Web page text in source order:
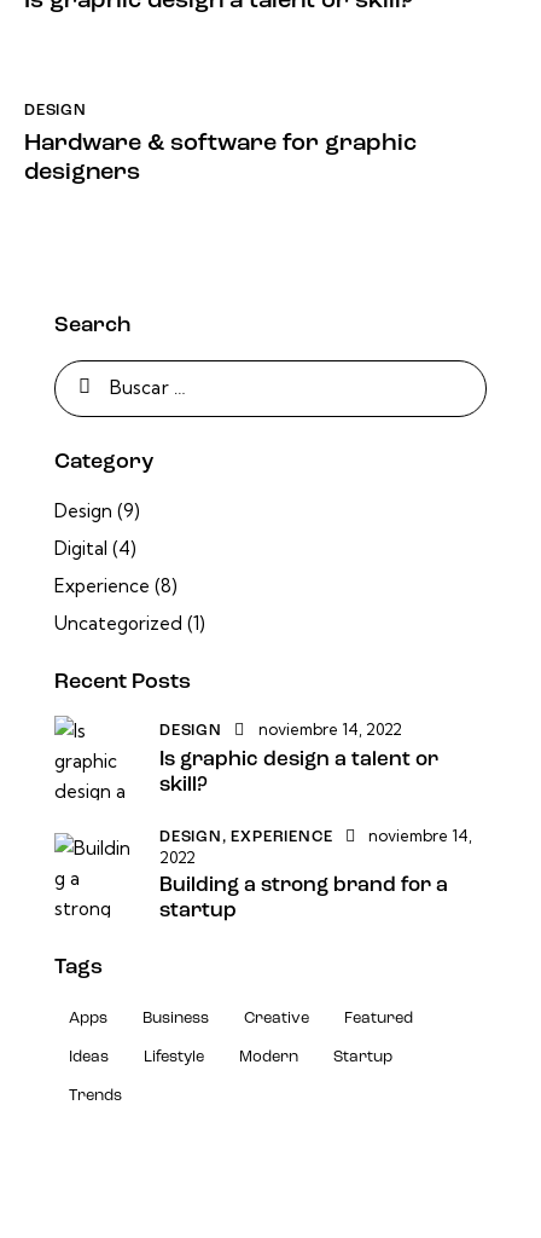
DESIGN
Hardware & software for graphic
designers
Search
Category
Design (9)
Digital (4)
Experience (8)
Uncategorized (1)
Recent Posts
DESIGN noviembre 14, 2022
Is graphic design a talent or
skill?
DESIGN, EXPERIENCE
noviembre 14,
2022
Building a strong brand for a
startup
Tags
Apps Business Creative Featured
Ideas Lifestyle Modern Startup
Trends